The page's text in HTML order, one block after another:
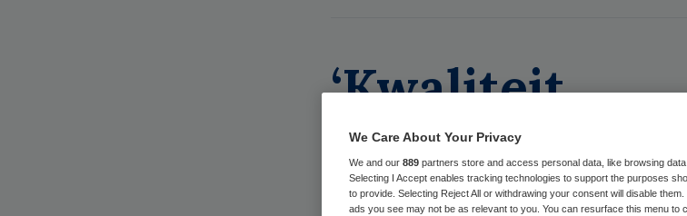
‘Kwaliteit
We Care About Your Privacy
We and our 889 partners store and access personal data, like browsing
Selecting I Accept enables tracking technologies to support the purposes
to provide. Selecting Reject All or withdrawing your consent will disable
ads you see may not be as relevant to you. You can resurface this menu to